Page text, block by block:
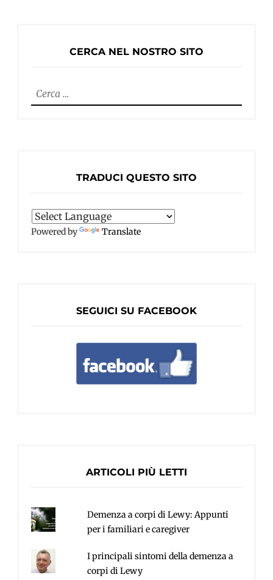
CERCA NEL NOSTRO SITO
Ricerca
per:
TRADUCI QUESTO SITO
Powered by Translate
SEGUICI SU FACEBOOK
ARTICOLI PIÙ LETTI
Demenza a corpi di Lewy: Appunti
per i familiari e caregiver
I principali sintomi della demenza a
corpi di Lewy